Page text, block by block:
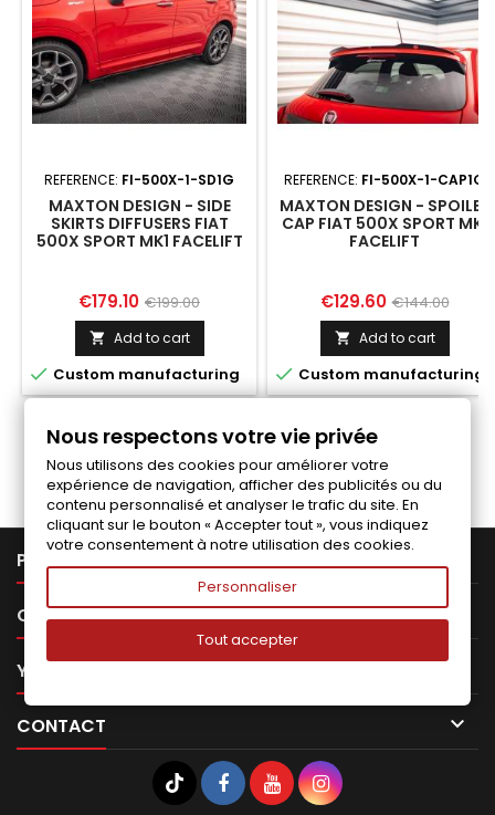
REFERENCE: FI-500X-1-SD1G
MAXTON DESIGN - SIDE
SKIRTS DIFFUSERS FIAT
500X SPORT MK1 FACELIFT
Price
€179.10 Regular
price
€199.00
 Add to cart
 Custom manufacturing
REFERENCE: FI-500X-1-CAP1G
MAXTON DESIGN - SPOILER
CAP FIAT 500X SPORT MK1
FACELIFT
Price
€129.60 Regular
price
€144.00
 Add to cart
 Custom manufacturing
Follow us on Facebook
PRODUCTS
OUR COMPANY 
YOUR ACCOUNT 
CONTACT 
Nous respectons votre vie privée
Nous utilisons des cookies pour améliorer votre
expérience de navigation, afficher des publicités ou du
contenu personnalisé et analyser le trafic du site. En
cliquant sur le bouton « Accepter tout », vous indiquez
votre consentement à notre utilisation des cookies.
Personnaliser
Tout accepter